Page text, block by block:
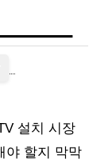
설치 시장
야 할지 막막